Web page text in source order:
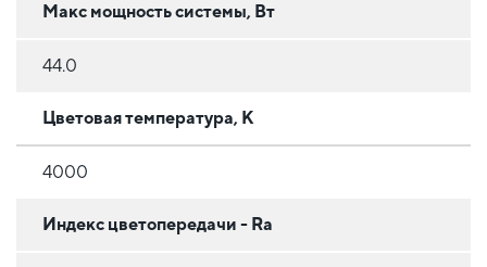
Макс мощность системы, Вт
44.0
Цветовая температура, К
4000
Индекс цветопередачи - Ra